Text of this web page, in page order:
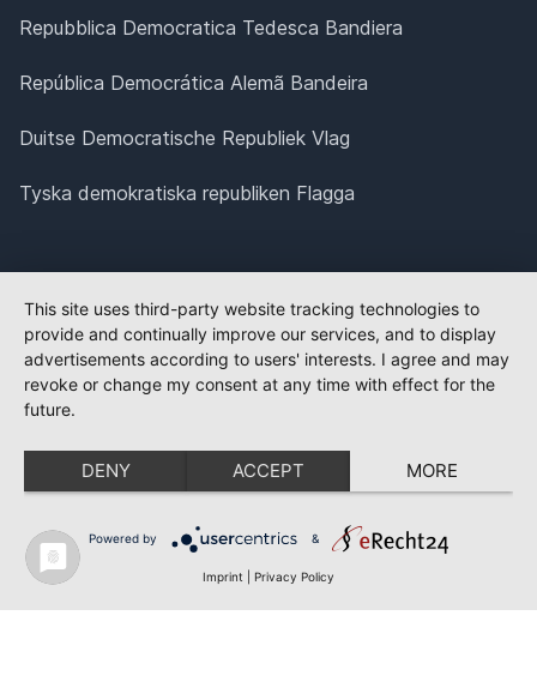
Repubblica Democratica Tedesca Bandiera
República Democrática Alemã Bandeira
Duitse Democratische Republiek Vlag
Tyska demokratiska republiken Flagga
This site uses third-party website tracking technologies to
provide and continually improve our services, and to display
advertisements according to users' interests. I agree and may
revoke or change my consent at any time with effect for the
future.
DENY ACCEPT MORE
Powered by &
Imprint Privacy Policy